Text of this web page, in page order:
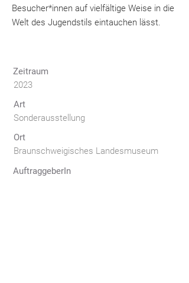
Besucher*innen auf vielfältige Weise in die
Welt des Jugendstils eintauchen lässt.
Zeitraum
2023
Art
Sonderausstellung
Ort
Braunschweigisches Landesmuseum
AuftraggeberIn